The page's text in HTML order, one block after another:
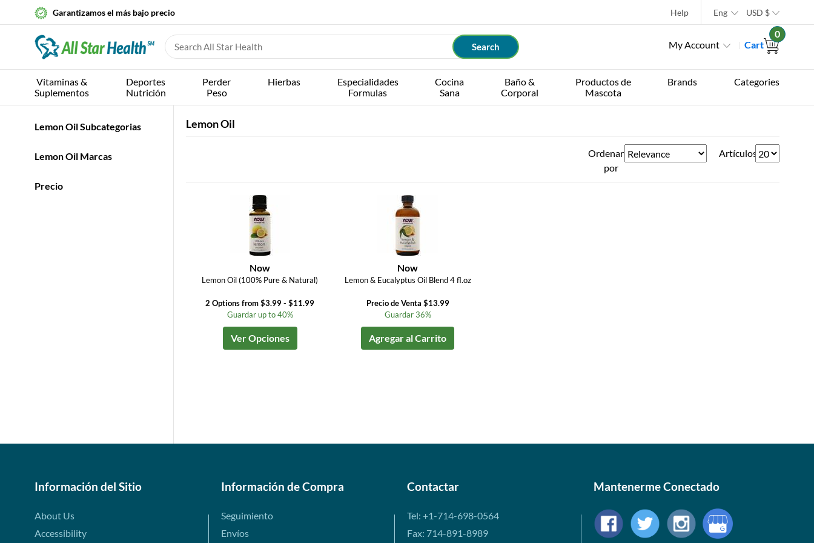
Garantizamos el más bajo precio Help Eng USD $
My Account Cart
0
Vitaminas &
Suplementos
Deportes
Nutrición
Perder
Peso
Hierbas
Especialidades
Formulas
Cocina
Sana
Baño &
Corporal
Productos de
Mascota
Brands Categories
Lemon Oil Subcategorias
Lemon Oil Marcas
Precio
Lemon Oil
Ordenar
por
Artículos
Now
Lemon Oil (100% Pure & Natural)
2 Options from $3.99 - $11.99
Guardar up to 40%
Ver Opciones
Now
Lemon & Eucalyptus Oil Blend 4 fl.oz
Precio de Venta $13.99
Guardar 36%
Agregar al Carrito
Información del Sitio
About Us
Accessibility
Información de Compra
Seguimiento
Envíos
Contactar
Tel: +1-714-698-0564
Fax: 714-891-8989
Mantenerme Conectado